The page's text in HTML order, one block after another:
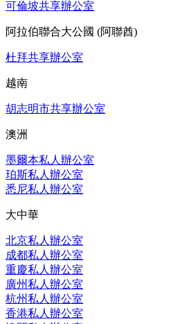
可倫坡共享辦公室
阿拉伯聯合大公國 (阿聯酋)
杜拜共享辦公室
越南
胡志明市共享辦公室
澳洲
墨爾本私人辦公室
珀斯私人辦公室
悉尼私人辦公室
大中華
北京私人辦公室
成都私人辦公室
重慶私人辦公室
廣州私人辦公室
杭州私人辦公室
香港私人辦公室